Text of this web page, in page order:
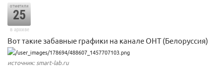
отметили
25
в архиве
Вот такие забавные графики на канале ОНТ (Белоруссия)
источник: smart-lab.ru